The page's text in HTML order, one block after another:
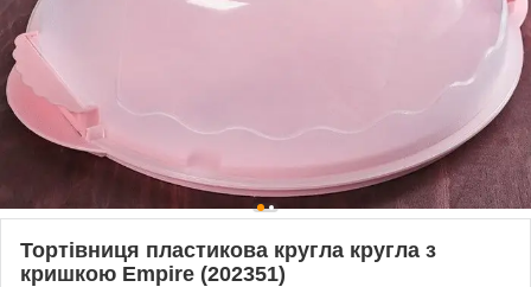
Тортівниця пластикова кругла кругла з
кришкою Empire (202351)